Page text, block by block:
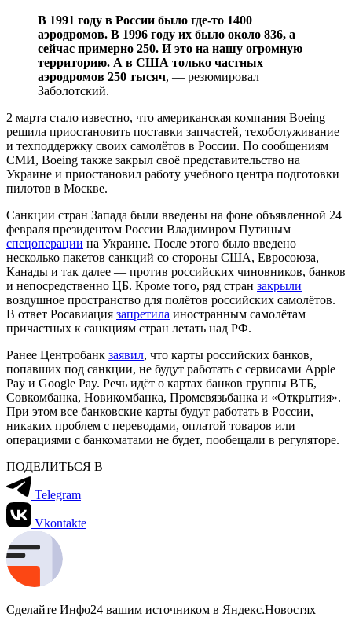
В 1991 году в России было где-то 1400
аэродромов. В 1996 году их было около 836, а
сейчас примерно 250. И это на нашу огромную
территорию. А в США только частных
аэродромов 250 тысяч, — резюмировал
Заболотский.
2 марта стало известно, что американская компания Boeing
решила приостановить поставки запчастей, техобслуживание
и техподдержку своих самолётов в России. По сообщениям
СМИ, Boeing также закрыл своё представительство на
Украине и приостановил работу учебного центра подготовки
пилотов в Москве.
Санкции стран Запада были введены на фоне объявленной 24
февраля президентом России Владимиром Путиным
спецоперации на Украине. После этого было введено
несколько пакетов санкций со стороны США, Евросоюза,
Канады и так далее — против российских чиновников, банков
и непосредственно ЦБ. Кроме того, ряд стран закрыли
воздушное пространство для полётов российских самолётов.
В ответ Росавиация запретила иностранным самолётам
причастных к санкциям стран летать над РФ.
Ранее Центробанк заявил, что карты российских банков,
попавших под санкции, не будут работать с сервисами Apple
Pay и Google Pay. Речь идёт о картах банков группы ВТБ,
Совкомбанка, Новикомбанка, Промсвязьбанка и «Открытия».
При этом все банковские карты будут работать в России,
никаких проблем с переводами, оплатой товаров или
операциями с банкоматами не будет, пообещали в регуляторе.
ПОДЕЛИТЬСЯ В
Telegram
Vkontakte
Сделайте Инфо24 вашим источником в Яндекс.Новостях